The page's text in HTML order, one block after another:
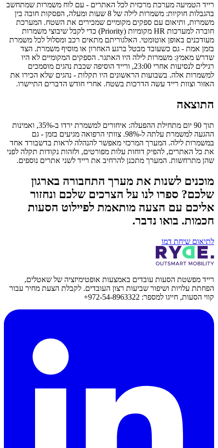
רייד הטמיעה מערכת מרכזית לכל האתרים - עם לוח משמרות שמתחשב
בהגבלות חוקיות: משמרות לילה של 8 שעות ומעלה, הפסקות חובה בין
משמרות, ותיאום עם ספקים מקומיים שמכירים את השטח. המערכת
חוברה למערכות HR מקומיות (Priority) כדי לקבל שיבוצי משמרות
מעודכנים באופן אוטומטי. האלגוריתם מתאים רכב ומסלול לכל משמרת
בזמן אמת - גם כשעובד מבטל ברגע האחרון או מוסיף משמרת. הצד
שדרש מאמץ: משמרות לילה היו האתגר. הספקים המקומיים לא היו
רגילים לנסיעות אחרי 23:00, ורייד הוסיפה שכבת נהגים מוסמכים
למשמרות אלה. בשבועות הראשונים היו תקלות - נהגים שלא הכירו את
האזור וצוות רייד עשה הדרכות בשטח. אחרי חודש הדברים התיישרו.
התוצאה
תוך 90 יום מתחילת ההפעלה: איחורים למשמרת ירדו ב-35%, ואמינות
ההגעה למשמרת עלתה ל-98%. צוותי הרפואה מגיעים בזמן - גם
במשמרות לילה. המערך המרכזי מאפשר להנהלה לראות בדשבורד אחד
את כל האתרים, להפיק דוחות עלות מפורטים, ולזהות נקודות תקלה לפני
שהן מתרחשות. המערך מתכנן להרחיב את רייד לשני אתרים נוספים.
מוכנים לשנות את מערך התחבורה בארגון
שלכם? ספרו לנו על הצרכים שלכם ונחזור
אליכם עם הצעה מותאמת לפיילוט הסעות
חכמות. בואו נדבר.
לתיאום שיחת דמו
רייד מפשטת הסעות עובדים באמצעות אופטימיזציה של שאטלים,
הפחתת עלויות ושיפור שביעות רצון העובדים. לקבלת הצעת מחיר עבור
קווי הסעות, חייגו למספר: 972-54-8963322+